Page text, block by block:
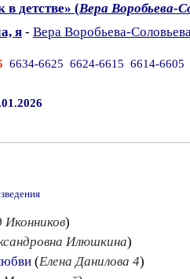
в детстве» (Вера Воробьева-
я - Вера Воробьева-
6634-6625 6624-6615 6614-6605
Иконников)
Илюшкина)
(Елена Данилова 4)